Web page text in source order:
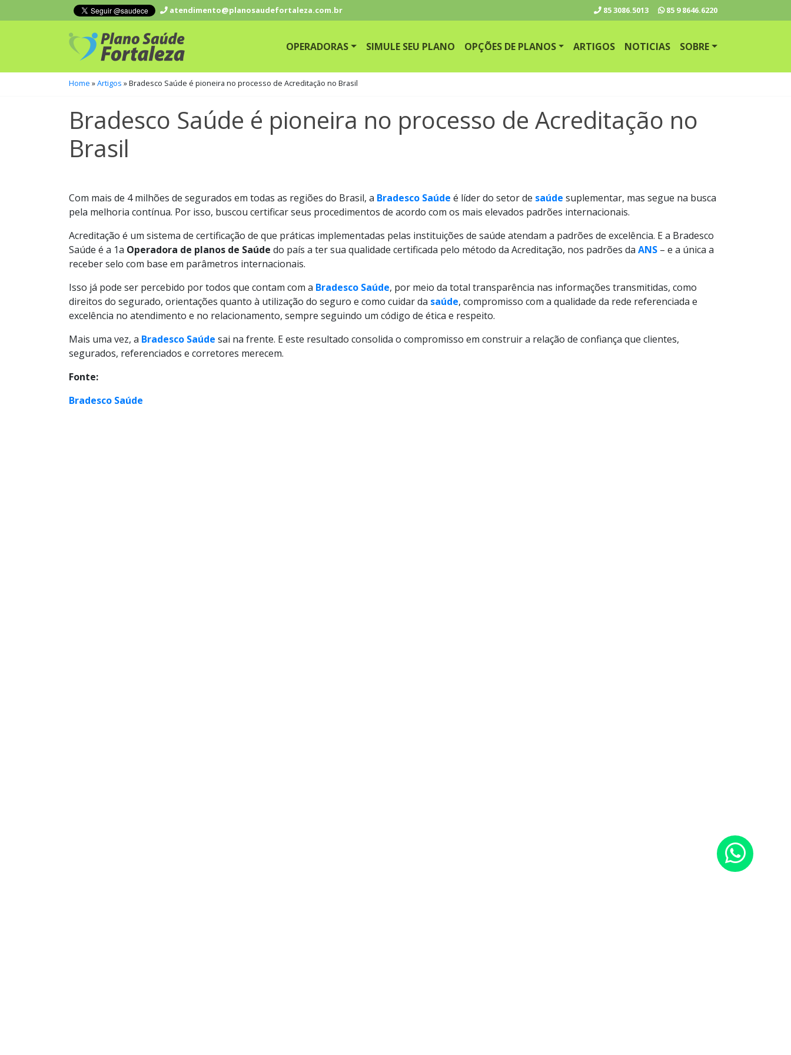
atendimento@planosaudefortaleza.com.br 853086.5013 85 9 8646.6220
OPERADORAS SIMULE SEU PLANO OPÇÕES DE PLANOS ARTIGOS NOTICIAS SOBRE
Home »Artigos »Bradesco Saúde é pioneira no processo de Acreditação no Brasil
Bradesco Saúde é pioneira no processo de Acreditação no
Brasil
Com mais de 4 milhões de segurados em todas as regiões do Brasil, a Bradesco Saúde é líder do setor de saúde suplementar, mas segue na busca
pela melhoria contínua. Por isso, buscou certificar seus procedimentos de acordo com os mais elevados padrões internacionais.
Acreditação é um sistema de certificação de que práticas implementadas pelas instituições de saúde atendam a padrões de excelência. E a Bradesco
Saúde é a 1a Operadora de planos de Saúde do país a ter sua qualidade certificada pelo método da Acreditação, nos padrões da ANS – e a única a
receber selo com base em parâmetros internacionais.
Isso já pode ser percebido por todos que contam com a Bradesco Saúde, por meio da total transparência nas informações transmitidas, como
direitos do segurado, orientações quanto à utilização do seguro e como cuidar da saúde, compromisso com a qualidade da rede referenciada e
excelência no atendimento e no relacionamento, sempre seguindo um código de ética e respeito.
Mais uma vez, a Bradesco Saúde sai na frente. E este resultado consolida o compromisso em construir a relação de confiança que clientes,
segurados, referenciados e corretores merecem.
Fonte:
Bradesco Saúde